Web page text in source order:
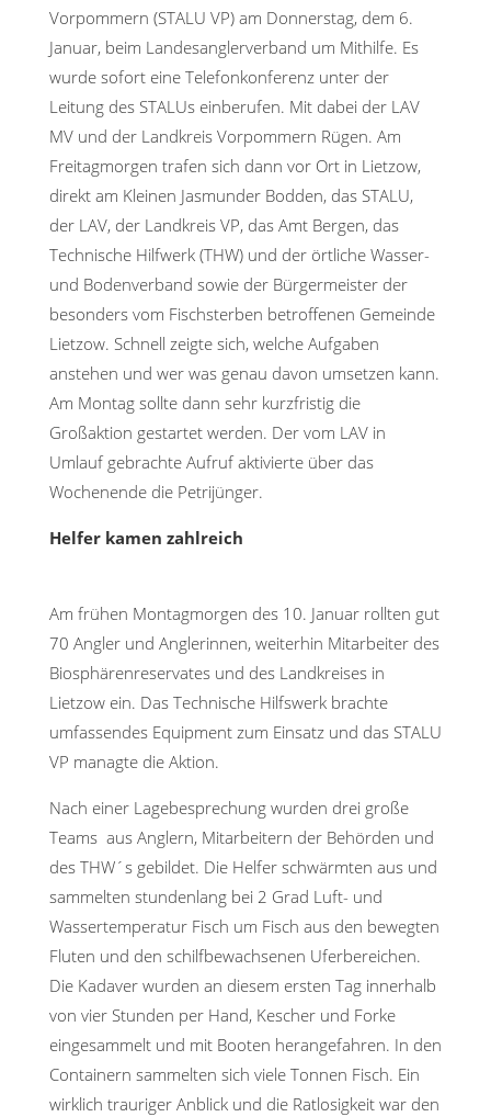
Vorpommern (STALU VP) am Donnerstag, dem 6.
Januar, beim Landesanglerverband um Mithilfe. Es
wurde sofort eine Telefonkonferenz unter der
Leitung des STALUs einberufen. Mit dabei der LAV
MV und der Landkreis Vorpommern Rügen. Am
Freitagmorgen trafen sich dann vor Ort in Lietzow,
direkt am Kleinen Jasmunder Bodden, das STALU,
der LAV, der Landkreis VP, das Amt Bergen, das
Technische Hilfwerk (THW) und der örtliche Wasser-
und Bodenverband sowie der Bürgermeister der
besonders vom Fischsterben betroffenen Gemeinde
Lietzow. Schnell zeigte sich, welche Aufgaben
anstehen und wer was genau davon umsetzen kann.
Am Montag sollte dann sehr kurzfristig die
Großaktion gestartet werden. Der vom LAV in
Umlauf gebrachte Aufruf aktivierte über das
Wochenende die Petrijünger.
Helfer kamen zahlreich
Am frühen Montagmorgen des 10. Januar rollten gut
70 Angler und Anglerinnen, weiterhin Mitarbeiter des
Biosphärenreservates und des Landkreises in
Lietzow ein. Das Technische Hilfswerk brachte
umfassendes Equipment zum Einsatz und das STALU
VP managte die Aktion.
Nach einer Lagebesprechung wurden drei große
Teams aus Anglern, Mitarbeitern der Behörden und
des THW´s gebildet. Die Helfer schwärmten aus und
sammelten stundenlang bei 2 Grad Luft- und
Wassertemperatur Fisch um Fisch aus den bewegten
Fluten und den schilfbewachsenen Uferbereichen.
Die Kadaver wurden an diesem ersten Tag innerhalb
von vier Stunden per Hand, Kescher und Forke
eingesammelt und mit Booten herangefahren. In den
Containern sammelten sich viele Tonnen Fisch. Ein
wirklich trauriger Anblick und die Ratlosigkeit war den